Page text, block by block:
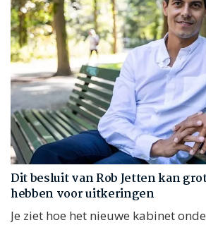
Dit besluit van Rob Jetten kan
hebben voor uitkeringen
Je ziet hoe het nieuwe kabinet